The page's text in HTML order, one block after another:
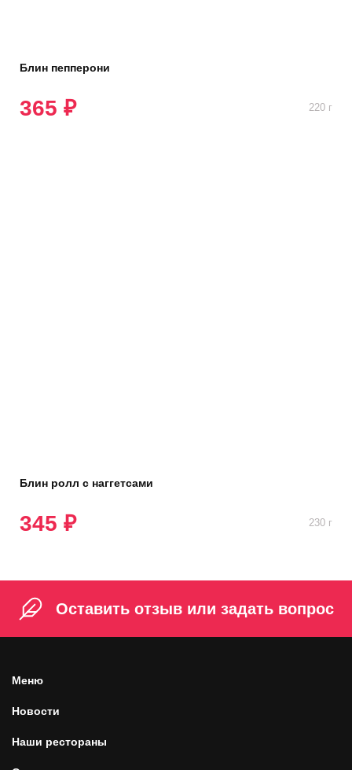
Блин пепперони
365 ₽ 220 г
Блин ролл с наггетсами
345 ₽ 230 г
Оставить отзыв или задать вопрос
Меню
Новости
Наши рестораны